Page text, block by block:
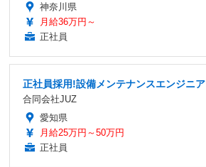
神奈川県
月給36万円～
正社員
正社員採用!設備メンテナンスエンジニア
合同会社JUZ
愛知県
月給25万円～50万円
正社員